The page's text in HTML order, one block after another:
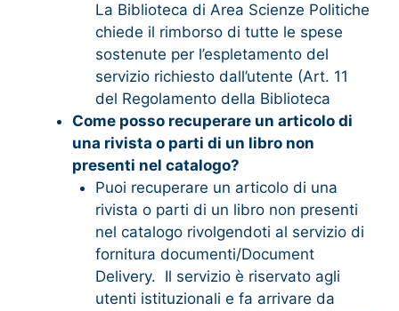
La Biblioteca di Area Scienze Politiche
chiede il rimborso di tutte le spese
sostenute per l’espletamento del
servizio richiesto dall’utente (Art. 11
del Regolamento della Biblioteca
Come posso recuperare un articolo di
una rivista o parti di un libro non
presenti nel catalogo?
Puoi recuperare un articolo di una
rivista o parti di un libro non presenti
nel catalogo rivolgendoti al servizio di
fornitura documenti/Document
Delivery. Il servizio è riservato agli
utenti istituzionali e fa arrivare da